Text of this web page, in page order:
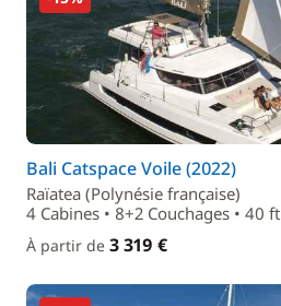
Bali Catspace Voile (2022)
Raïatea (Polynésie française)
4 Cabines • 8+2 Couchages • 40 ft
À partir de 3 319 €